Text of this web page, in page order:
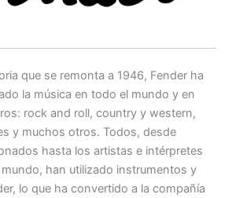
que se remonta a 1946, Fender ha
la música en todo el mundo y en
rock and roll, country y western,
y muchos otros. Todos, desde
hasta los artistas e intérpretes
han utilizado instrumentos y
lo que ha convertido a la compañía